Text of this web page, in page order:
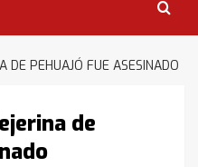
DE PEHUAJÓ FUE ASESINADO
de